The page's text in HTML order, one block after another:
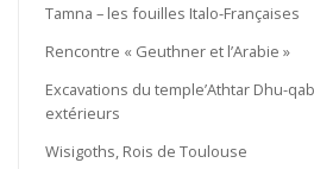
Tamna – les fouilles Italo-Françaises
Rencontre « Geuthner et l’Arabie »
Excavations du temple’Athtar Dhu-
extérieurs
Wisigoths, Rois de Toulouse